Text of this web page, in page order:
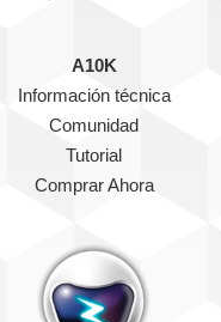
A10K
Información técnica
Comunidad
Tutorial
Comprar Ahora